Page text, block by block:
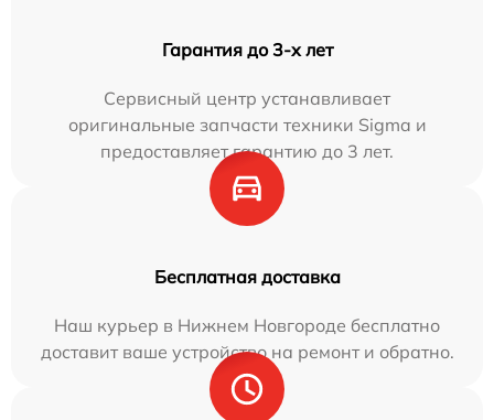
Гарантия до 3-х лет
Сервисный центр устанавливает
оригинальные запчасти техники Sigma и
предоставляет гарантию до 3 лет.
Бесплатная доставка
Наш курьер в Нижнем Новгороде бесплатно
доставит ваше устройство на ремонт и обратно.